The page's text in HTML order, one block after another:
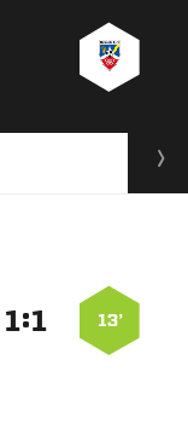
13’
: